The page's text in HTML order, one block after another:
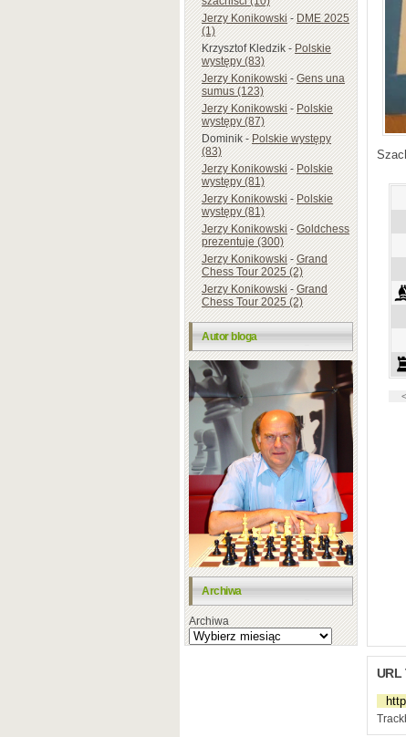
Jerzy Konikowski-DME 2025
(1)
Krzysztof Kledzik-Polskie
występy (83)
Jerzy Konikowski-Gens una
sumus (123)
Jerzy Konikowski-Polskie
występy (87)
Dominik-Polskie występy
(83)
Jerzy Konikowski-Polskie
występy (81)
Jerzy Konikowski-Polskie
występy (81)
Jerzy Konikowski-Goldchess
prezentuje (300)
Jerzy Konikowski-Grand
Chess Tour 2025 (2)
Jerzy Konikowski-Grand
Chess Tour 2025 (2)
Autor bloga
Archiwa
Archiwa
URL